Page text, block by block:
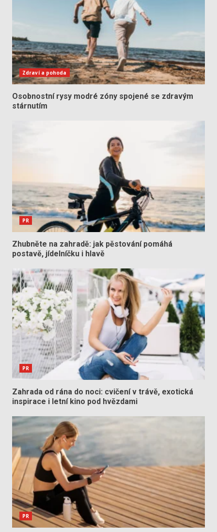
Zdraví a pohoda
Osobnostní rysy modré zóny spojené se zdravým
stárnutím
PR
Zhubněte na zahradě: jak pěstování pomáhá
postavě, jídelníčku i hlavě
PR
Zahrada od rána do noci: cvičení v trávě, exotická
inspirace i letní kino pod hvězdami
PR